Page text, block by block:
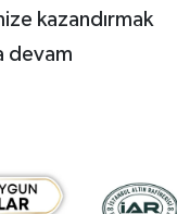
kazandırmak
devam